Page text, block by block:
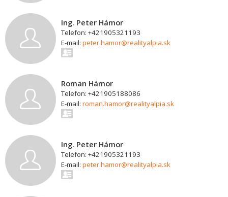
Ing. Peter Hámor
Telefon: +421905321193
E-mail: peter.hamor@realityalpia.sk
Roman Hámor
Telefon: +421905188086
E-mail: roman.hamor@realityalpia.sk
Ing. Peter Hámor
Telefon: +421905321193
E-mail: peter.hamor@realityalpia.sk